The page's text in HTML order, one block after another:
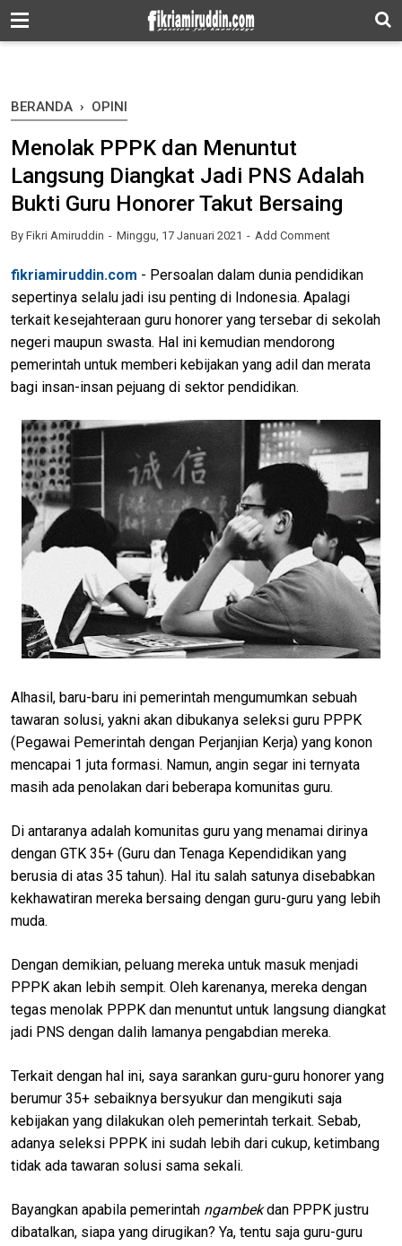
BERANDA › OPINI
Menolak PPPK dan Menuntut
Langsung Diangkat Jadi PNS Adalah
Bukti Guru Honorer Takut Bersaing
By Fikri Amiruddin Minggu, 17 Januari 2021 Add Comment
fikriamiruddin.com - Persoalan dalam dunia pendidikan
sepertinya selalu jadi isu penting di Indonesia. Apalagi
terkait kesejahteraan guru honorer yang tersebar di sekolah
negeri maupun swasta. Hal ini kemudian mendorong
pemerintah untuk memberi kebijakan yang adil dan merata
bagi insan-insan pejuang di sektor pendidikan.
Alhasil, baru-baru ini pemerintah mengumumkan sebuah
tawaran solusi, yakni akan dibukanya seleksi guru PPPK
(Pegawai Pemerintah dengan Perjanjian Kerja) yang konon
mencapai 1 juta formasi. Namun, angin segar ini ternyata
masih ada penolakan dari beberapa komunitas guru.
Di antaranya adalah komunitas guru yang menamai dirinya
dengan GTK 35+ (Guru dan Tenaga Kependidikan yang
berusia di atas 35 tahun). Hal itu salah satunya disebabkan
kekhawatiran mereka bersaing dengan guru-guru yang lebih
muda.
Dengan demikian, peluang mereka untuk masuk menjadi
PPPK akan lebih sempit. Oleh karenanya, mereka dengan
tegas menolak PPPK dan menuntut untuk langsung diangkat
jadi PNS dengan dalih lamanya pengabdian mereka.
Terkait dengan hal ini, saya sarankan guru-guru honorer yang
berumur 35+ sebaiknya bersyukur dan mengikuti saja
kebijakan yang dilakukan oleh pemerintah terkait. Sebab,
adanya seleksi PPPK ini sudah lebih dari cukup, ketimbang
tidak ada tawaran solusi sama sekali.
Bayangkan apabila pemerintah ngambekdan PPPK justru
dibatalkan, siapa yang dirugikan? Ya, tentu saja guru-guru